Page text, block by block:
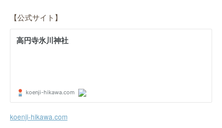
【公式サイト】
koenji-hikawa.com